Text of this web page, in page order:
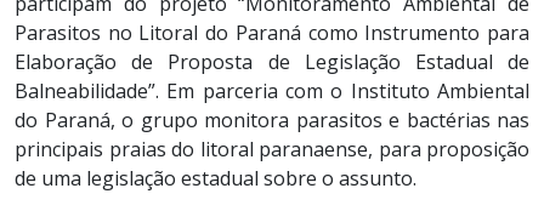
Parasitos no Litoral do Paraná como Instrumento para
Elaboração de Proposta de Legislação Estadual de
Balneabilidade”. Em parceria com o Instituto Ambiental
do Paraná, o grupo monitora parasitos e bactérias nas
principais praias do litoral paranaense, para proposição
de uma legislação estadual sobre o assunto.